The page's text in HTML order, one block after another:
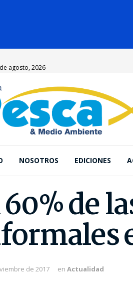
agosto, 2026
NOSOTROS EDICIONES
de
de 2017 en Actualidad